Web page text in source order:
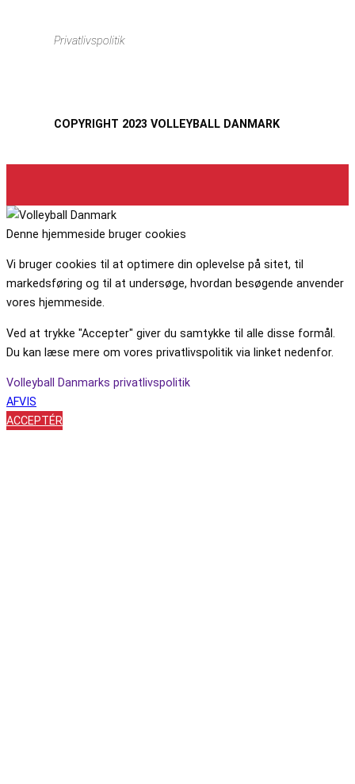
Privatlivspolitik
COPYRIGHT 2023 VOLLEYBALL DANMARK
Denne hjemmeside bruger cookies
Vi bruger cookies til at optimere din oplevelse på sitet, til
markedsføring og til at undersøge, hvordan besøgende anvender
vores hjemmeside.
Ved at trykke "Accepter" giver du samtykke til alle disse formål.
Du kan læse mere om vores privatlivspolitik via linket nedenfor.
Volleyball Danmarks privatlivspolitik
AFVIS
ACCEPTÉR